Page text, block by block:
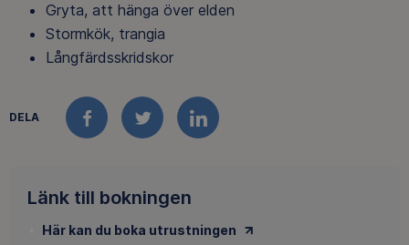
Gryta, att hänga över elden
Stormkök, trangia
Långfärdsskridskor
DELA
FACEBOOKTWITTERLINKEDIN
Länk till bokningen
Här kan du boka utrustningen